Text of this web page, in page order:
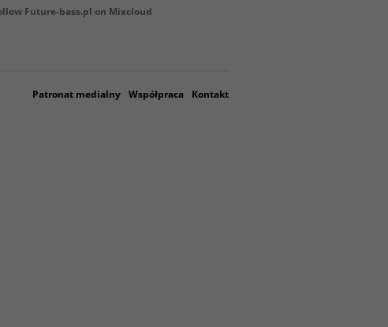
Future-bass.pl on Mixcloud
Patronat medialny Współpraca Kontakt